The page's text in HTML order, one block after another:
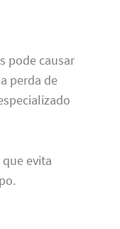
pode causar
perda de
evita